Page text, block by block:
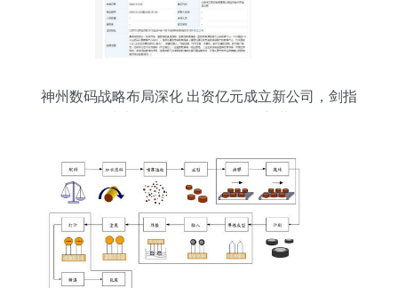
神州数码战略布局深化 出资亿元成立新公司，剑指